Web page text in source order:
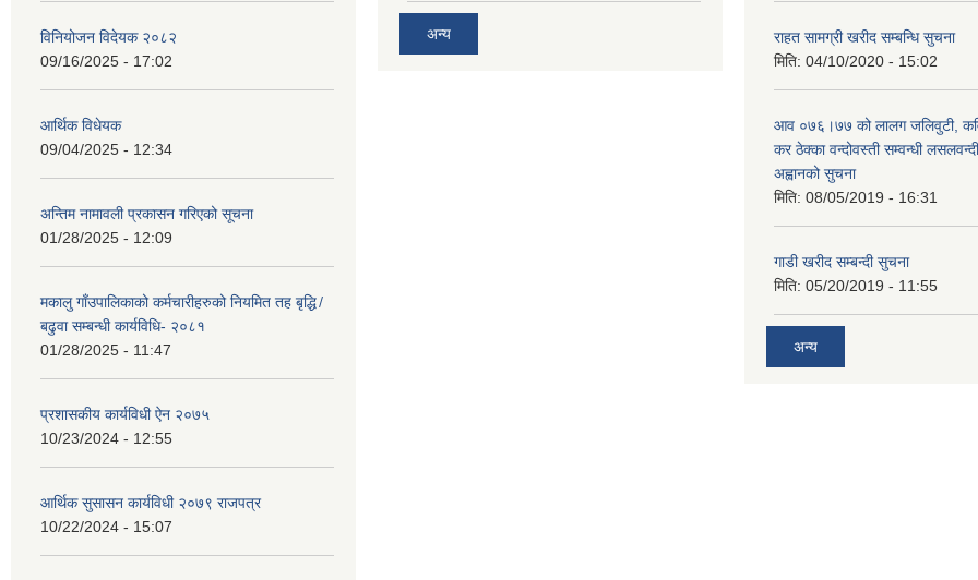
विनियोजन विदेयक २०८२
09/16/2025 - 17:02
आर्थिक विधेयक
09/04/2025 - 12:34
अन्तिम नामावली प्रकासन गरिएको सूचना
01/28/2025 - 12:09
मकालु गाँउपालिकाको कर्मचारीहरुको नियमित तह बृद्धि ̸
बढुवा सम्बन्धी कार्यविधि- २०८१
01/28/2025 - 11:47
प्रशासकीय कार्यविधी ऐन २०७५
10/23/2024 - 12:55
आर्थिक सुसासन कार्यविधी २०७९ राजपत्र
10/22/2024 - 15:07
अन्य
राहत सामग्री खरीद सम्बन्धि सुचना
मिति: 04/10/2020 - 15:02
आव ०७६।७७ को लालग जलिवुटी,
कर ठेक्का वन्दोवस्ती सम्वन्धी
अह्वानको सुचना
मिति: 08/05/2019 - 16:31
गाडी खरीद सम्बन्दी सुचना
मिति: 05/20/2019 - 11:55
अन्य